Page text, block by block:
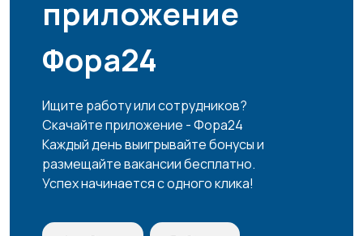
Страхование
Туризм и гостиницы1
Управление
недвижимостью
приложение
Фора24
Ищите работу или сотрудников?
Скачайте приложение - Фора24
Каждый день выигрывайте бонусы и
размещайте вакансии бесплатно.
Успех начинается с одного клика!